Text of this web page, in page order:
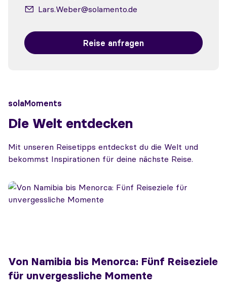
Lars.Weber@solamento.de
Reise anfragen
solaMoments
Die Welt entdecken
Mit unseren Reisetipps entdeckst du die Welt und
bekommst Inspirationen für deine nächste Reise.
Von Namibia bis Menorca: Fünf Reiseziele
für unvergessliche Momente